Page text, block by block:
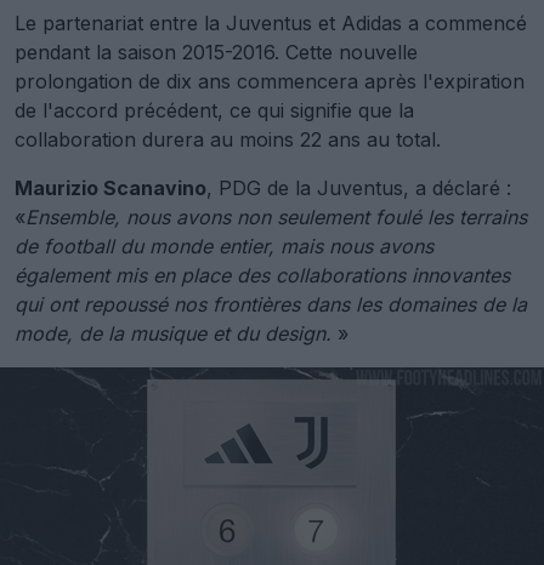
Le partenariat entre la Juventus et Adidas a commencé
pendant la saison 2015-2016. Cette nouvelle
prolongation de dix ans commencera après l'expiration
de l'accord précédent, ce qui signifie que la
collaboration durera au moins 22 ans au total.
Maurizio Scanavino, PDG de la Juventus, a déclaré :
«Ensemble, nous avons non seulement foulé les terrains
de football du monde entier, mais nous avons
également mis en place des collaborations innovantes
qui ont repoussé nos frontières dans les domaines de la
mode, de la musique et du design. »